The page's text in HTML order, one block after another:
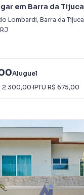
em Barra da Tijuca
Lombardi, Barra da Tijuca
RJ
Aluguel
2.300,00·IPTU R$ 675,00